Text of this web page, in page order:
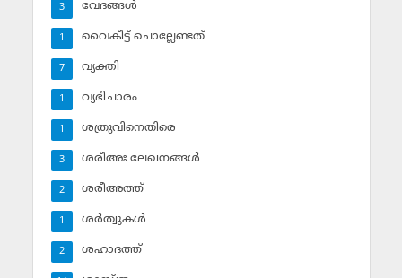
വേദങ്ങള്‍
3
വൈകീട്ട് ചൊല്ലേണ്ടത്
1
വ്യക്തി
7
വ്യഭിചാരം
1
ശത്രുവിനെതിരെ
1
ശരീഅഃ ലേഖനങ്ങള്‍
3
ശരീഅത്ത്
2
ശര്‍ത്വുകള്‍
1
ശഹാദത്ത്
2